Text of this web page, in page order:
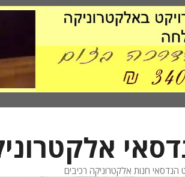
הנדסאי חנות אלקטרוניקה רכיבים